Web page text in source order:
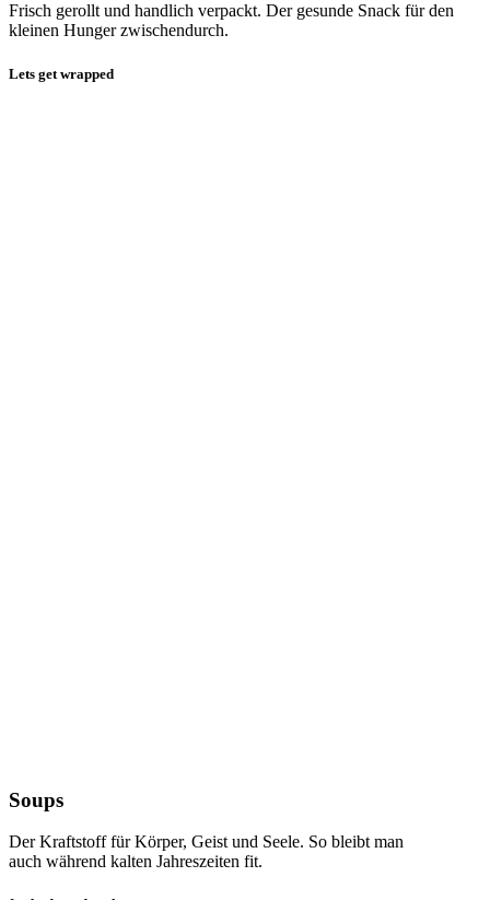
Frisch gerollt und handlich verpackt. Der gesunde Snack für den
kleinen Hunger zwischendurch.
Lets get wrapped
Soups
Der Kraftstoff für Körper, Geist und Seele. So bleibt man
auch während kalten Jahreszeiten fit.